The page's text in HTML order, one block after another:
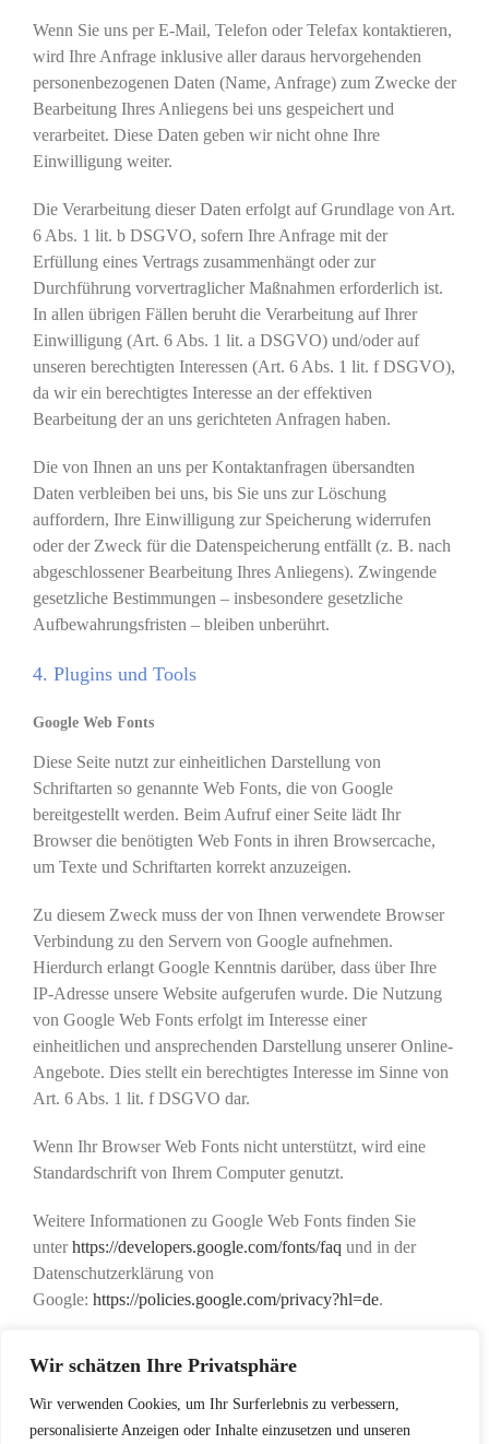
Wir schätzen Ihre Privatsphäre
Wir verwenden Cookies, um Ihr Surferlebnis zu verbessern,
personalisierte Anzeigen oder Inhalte einzusetzen und unseren
Wenn Sie uns per E-Mail, Telefon oder Telefax kontaktieren,
wird Ihre Anfrage inklusive aller daraus hervorgehenden
personenbezogenen Daten (Name, Anfrage) zum Zwecke der
Bearbeitung Ihres Anliegens bei uns gespeichert und
verarbeitet. Diese Daten geben wir nicht ohne Ihre
Einwilligung weiter.
Die Verarbeitung dieser Daten erfolgt auf Grundlage von Art.
6 Abs. 1 lit. b DSGVO, sofern Ihre Anfrage mit der
Erfüllung eines Vertrags zusammenhängt oder zur
Durchführung vorvertraglicher Maßnahmen erforderlich ist.
In allen übrigen Fällen beruht die Verarbeitung auf Ihrer
Einwilligung (Art. 6 Abs. 1 lit. a DSGVO) und/oder auf
unseren berechtigten Interessen (Art. 6 Abs. 1 lit. f DSGVO),
da wir ein berechtigtes Interesse an der effektiven
Bearbeitung der an uns gerichteten Anfragen haben.
Die von Ihnen an uns per Kontaktanfragen übersandten
Daten verbleiben bei uns, bis Sie uns zur Löschung
auffordern, Ihre Einwilligung zur Speicherung widerrufen
oder der Zweck für die Datenspeicherung entfällt (z. B. nach
abgeschlossener Bearbeitung Ihres Anliegens). Zwingende
gesetzliche Bestimmungen – insbesondere gesetzliche
Aufbewahrungsfristen – bleiben unberührt.
4. Plugins und Tools
Google Web Fonts
Diese Seite nutzt zur einheitlichen Darstellung von
Schriftarten so genannte Web Fonts, die von Google
bereitgestellt werden. Beim Aufruf einer Seite lädt Ihr
Browser die benötigten Web Fonts in ihren Browsercache,
um Texte und Schriftarten korrekt anzuzeigen.
Zu diesem Zweck muss der von Ihnen verwendete Browser
Verbindung zu den Servern von Google aufnehmen.
Hierdurch erlangt Google Kenntnis darüber, dass über Ihre
IP-Adresse unsere Website aufgerufen wurde. Die Nutzung
von Google Web Fonts erfolgt im Interesse einer
einheitlichen und ansprechenden Darstellung unserer Online-
Angebote. Dies stellt ein berechtigtes Interesse im Sinne von
Art. 6 Abs. 1 lit. f DSGVO dar.
Wenn Ihr Browser Web Fonts nicht unterstützt, wird eine
Standardschrift von Ihrem Computer genutzt.
Weitere Informationen zu Google Web Fonts finden Sie
unterhttps://developers.google.com/fonts/faq und in der
Datenschutzerklärung von
Google: https://policies.google.com/privacy?hl=de.